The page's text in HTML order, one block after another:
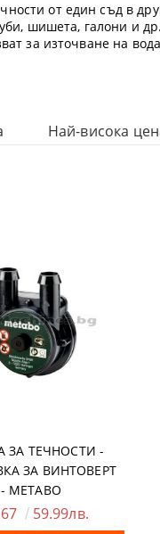
от един съд в
шишета, галони и др.
за източване на
Най-висока
ЗА ТЕЧНОСТИ -
ЗА ВИНТОВЕРТ
- METABO
59.99лв.